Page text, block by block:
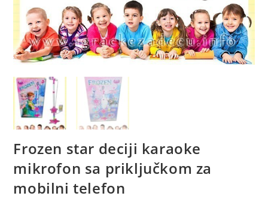
Frozen star deciji karaoke
mikrofon sa priključkom za
mobilni telefon